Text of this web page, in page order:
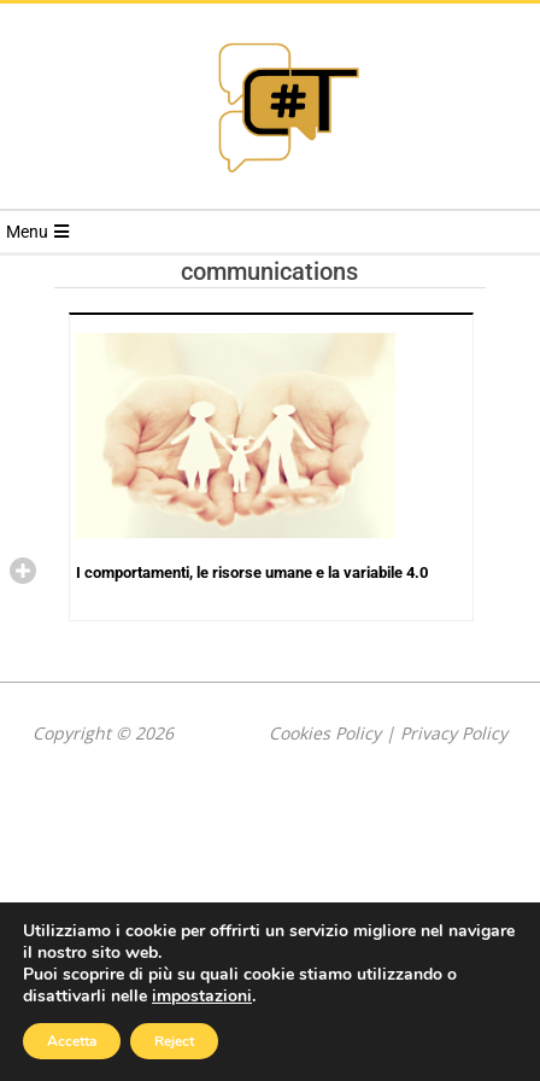
RIVISTA
TRENDS
Menu
communications
I comportamenti, le risorse umane e la variabile 4.0
Copyright © 2026 Cookies Policy| Privacy Policy
Utilizziamo i cookie per offrirti un servizio migliore nel navigare
il nostro sito web.
Puoi scoprire di più su quali cookie stiamo utilizzando o
disattivarli nelle impostazioni.
Accetta Reject